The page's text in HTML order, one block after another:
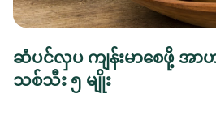
ဆံပင်လှပ ကျန်းမာစေဖို့ အာ
သစ်သီး ၅ မျိုး